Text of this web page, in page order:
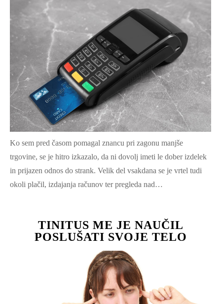
Ko sem pred časom pomagal znancu pri zagonu manjše
trgovine, se je hitro izkazalo, da ni dovolj imeti le dober izdelek
in prijazen odnos do strank. Velik del vsakdana se je vrtel tudi
okoli plačil, izdajanja računov ter pregleda nad…
TINITUS ME JE NAUČIL
POSLUŠATI SVOJE TELO